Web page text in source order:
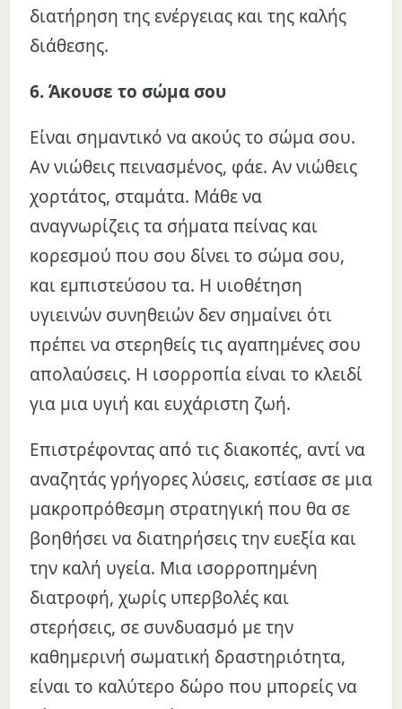
διατήρηση της ενέργειας και της καλής
διάθεσης.
6. Άκουσε το σώμα σου
Είναι σημαντικό να ακούς το σώμα σου.
Αν νιώθεις πεινασμένος, φάε. Αν νιώθεις
χορτάτος, σταμάτα. Μάθε να
αναγνωρίζεις τα σήματα πείνας και
κορεσμού που σου δίνει το σώμα σου,
και εμπιστεύσου τα. Η υιοθέτηση
υγιεινών συνηθειών δεν σημαίνει ότι
πρέπει να στερηθείς τις αγαπημένες σου
απολαύσεις. Η ισορροπία είναι το κλειδί
για μια υγιή και ευχάριστη ζωή.
Επιστρέφοντας από τις διακοπές, αντί να
αναζητάς γρήγορες λύσεις, εστίασε σε μια
μακροπρόθεσμη στρατηγική που θα σε
βοηθήσει να διατηρήσεις την ευεξία και
την καλή υγεία. Μια ισορροπημένη
διατροφή, χωρίς υπερβολές και
στερήσεις, σε συνδυασμό με την
καθημερινή σωματική δραστηριότητα,
είναι το καλύτερο δώρο που μπορείς να